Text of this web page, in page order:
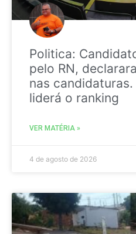
Politica:
pelo RN,
nas
liderá o ranking
VER MATÉRIA »
4 de agosto de 2026